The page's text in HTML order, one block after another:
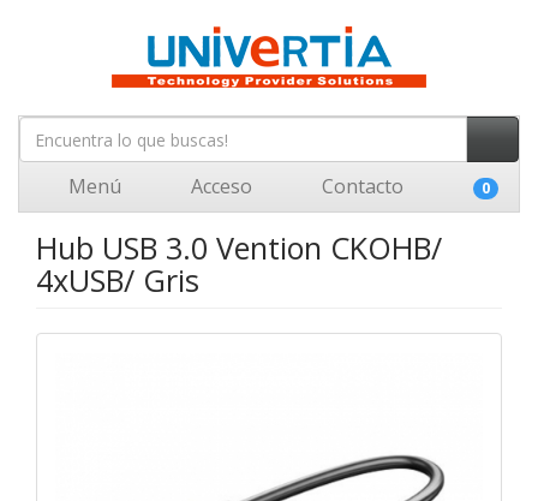
Menú Acceso Contacto 0
Hub USB 3.0 Vention CKOHB/
4xUSB/ Gris